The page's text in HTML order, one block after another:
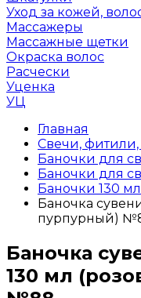
Уход за кожей,
Массажеры
Массажные щетки
Окраска волос
Расчески
Уценка
УЦ
Главная
Свечи,
Баночки для
Баночки для
Баночки 130 мл
Баночка
пурпурный)
Баночка
130 мл